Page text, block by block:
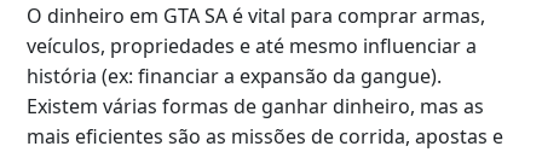
O dinheiro em GTA SA é vital para comprar armas,
veículos, propriedades e até mesmo influenciar a
história (ex: financiar a expansão da gangue).
Existem várias formas de ganhar dinheiro, mas as
mais eficientes são as missões de corrida, apostas e